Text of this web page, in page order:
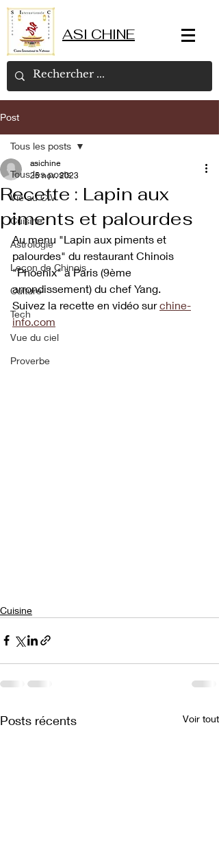
ASI CHINE
Post
Tous les posts
Vie au CIV
Cuisine
Astrologie
Leçon de Chinois
Culture
Tech
Vue du ciel
Proverbe
Tous les posts
Recette : Lapin aux
piments et palourdes
asichine
25 nov. 2023
Au menu "Lapin aux piments et
palourdes" du restaurant Chinois
"Phoenix" à Paris (9ème
arrondissement) du chef Yang.
Suivez la recette en vidéo sur chine-
info.com
Cuisine
Posts récents Voir tout